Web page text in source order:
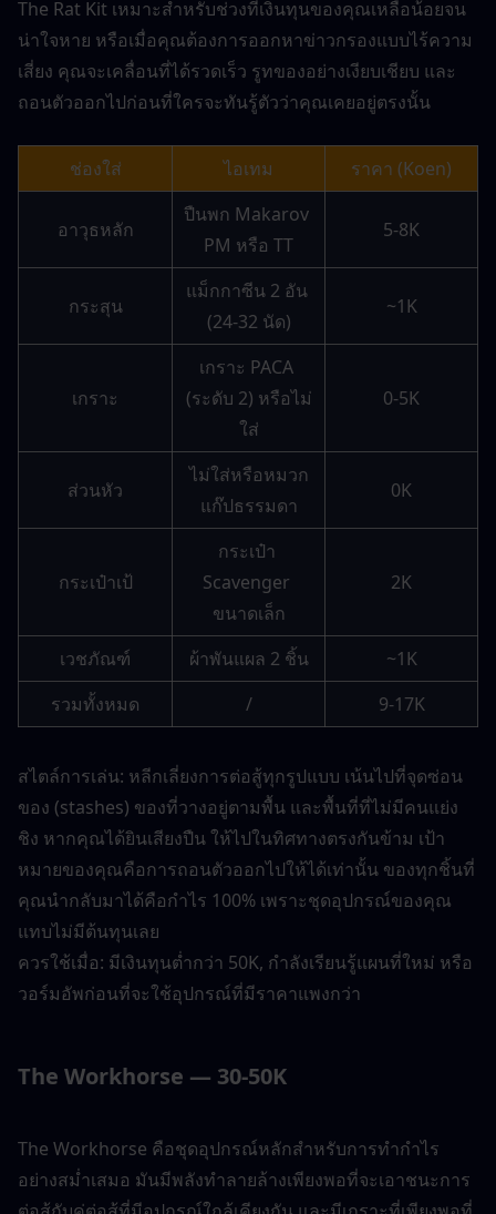
The Rat Kit เหมาะสำหรับช่วงที่เงินทุนของคุณเหลือน้อยจน
น่าใจหาย หรือเมื่อคุณต้องการออกหาข่าวกรองแบบไร้ความ
เสี่ยง คุณจะเคลื่อนที่ได้รวดเร็ว รูทของอย่างเงียบเชียบ และ
ถอนตัวออกไปก่อนที่ใครจะทันรู้ตัวว่าคุณเคยอยู่ตรงนั้น
ช่องใส่ ไอเทม ราคา (Koen)
อาวุธหลัก
ปืนพก Makarov
PM หรือ TT
5-8K
กระสุน
แม็กกาซีน 2 อัน
(24-32 นัด)
~1K
เกราะ
เกราะ PACA
(ระดับ 2) หรือไม่
ใส่
0-5K
ส่วนหัว
ไม่ใส่หรือหมวก
แก๊ปธรรมดา
0K
กระเป๋าเป้
กระเป๋า
Scavenger
ขนาดเล็ก
2K
เวชภัณฑ์ ผ้าพันแผล 2 ชิ้น
~1K
รวมทั้งหมด
/ 9-17K
สไตล์การเล่น: หลีกเลี่ยงการต่อสู้ทุกรูปแบบ เน้นไปที่จุดซ่อน
ของ (stashes) ของที่วางอยู่ตามพื้น และพื้นที่ที่ไม่มีคนแย่ง
ชิง หากคุณได้ยินเสียงปืน ให้ไปในทิศทางตรงกันข้าม เป้า
หมายของคุณคือการถอนตัวออกไปให้ได้เท่านั้น ของทุกชิ้นที่
คุณนำกลับมาได้คือกำไร 100% เพราะชุดอุปกรณ์ของคุณ
แทบไม่มีต้นทุนเลย
ควรใช้เมื่อ: มีเงินทุนต่ำกว่า 50K, กำลังเรียนรู้แผนที่ใหม่ หรือ
วอร์มอัพก่อนที่จะใช้อุปกรณ์ที่มีราคาแพงกว่า
The Workhorse — 30-50K
The Workhorse คือชุดอุปกรณ์หลักสำหรับการทำกำไร
อย่างสม่ำเสมอ มันมีพลังทำลายล้างเพียงพอที่จะเอาชนะการ